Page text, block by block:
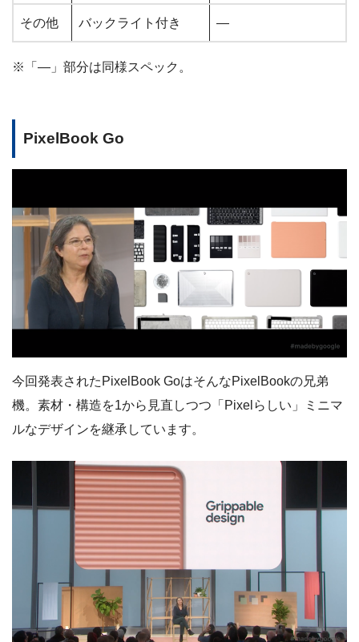
その他 バックライト付き ―
※「―」部分は同様スペック。
PixelBook Go
今回発表されたPixelBook GoはそんなPixelBookの兄弟
機。素材・構造を1から見直しつつ「Pixelらしい」ミニマ
ルなデザインを継承しています。